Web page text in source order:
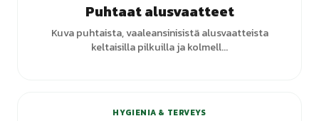
Puhtaat alusvaatteet
Kuva puhtaista, vaaleansinisistä alusvaatteista
keltaisilla pilkuilla ja kolmell...
HYGIENIA & TERVEYS